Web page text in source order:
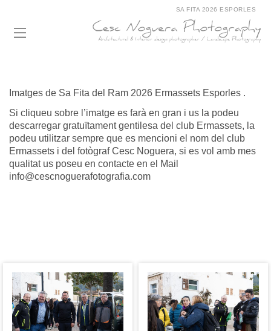
SA FITA 2026 ESPORLES
Imatges de Sa Fita del Ram 2026 Ermassets Esporles .
Si cliqueu sobre l’imatge es farà en gran i us la podeu
descarregar gratuïtament gentilesa del club Ermassets, la
podeu utilitzar sempre que es mencioni el nom del club
Ermassets i del fotògraf Cesc Noguera, si es vol amb mes
qualitat us poseu en contacte en el Mail
info@cescnoguerafotografia.com